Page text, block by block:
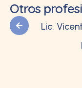
Otros
Lic.